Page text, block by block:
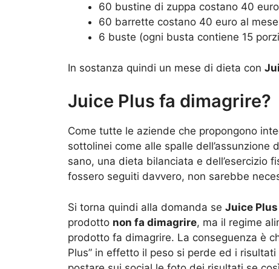
60 bustine di zuppa costano 40
60 barrette costano 40 euro al mese
6 buste (ogni busta contiene 15
In sostanza quindi un mese di dieta con
Juice Plus fa dimagrire?
Come tutte le aziende che propongono
sottolinei come alle spalle
sano, una dieta bilanciata e dell’esercizio
fossero seguiti davvero, non sarebbe
Si torna quindi alla domanda se Juice
prodotto non fa dimagrire, ma il regime
prodotto fa dimagrire. La conseguenza è
Plus” in effetto il peso si perde ed i